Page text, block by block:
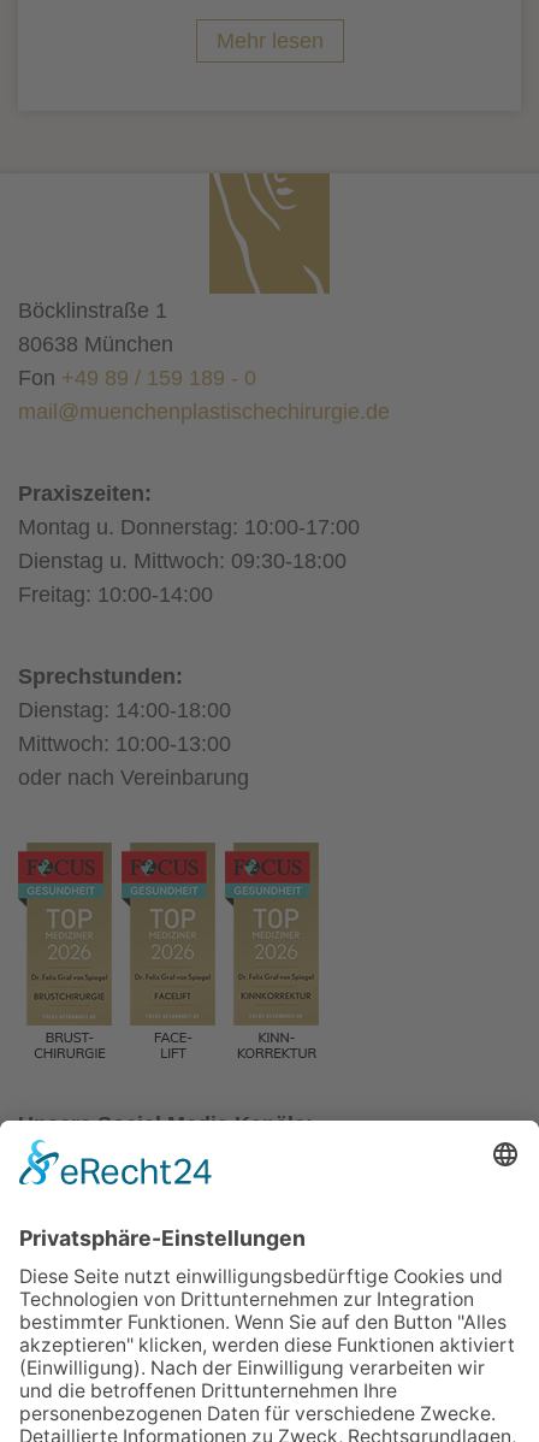
Mehr lesen
Böcklinstraße 1
80638 München
Fon +49 89 / 159 189 - 0
mail@muenchenplastischechirurgie.de
Praxiszeiten:
Montag u. Donnerstag: 10:00-17:00
Dienstag u. Mittwoch: 09:30-18:00
Freitag: 10:00-14:00
Sprechstunden:
Dienstag: 14:00-18:00
Mittwoch: 10:00-13:00
oder nach Vereinbarung
Unsere Social Media Kanäle:
Instagram